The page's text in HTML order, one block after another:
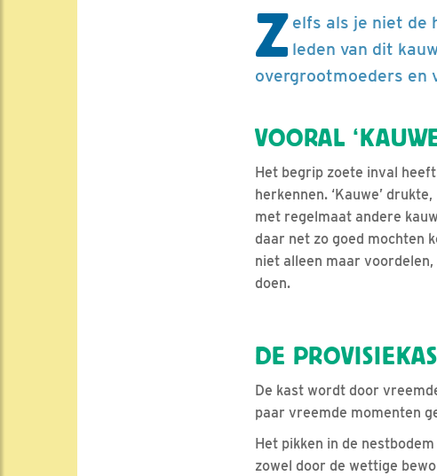
Z elfs als je niet de
leden van dit
overgrootmoeders en
VOORAL
Het begrip zoete inval
herkennen. ‘Kauwe’
met regelmaat andere
daar net zo goed mochten
niet alleen maar
doen.
DE
De kast wordt door
paar vreemde momenten
Het pikken in de
zowel door de wettige